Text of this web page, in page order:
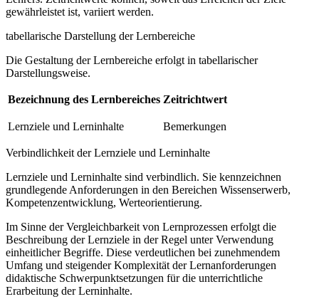
gewährleistet ist, variiert werden.
tabellarische Darstellung der Lernbereiche
Die Gestaltung der Lernbereiche erfolgt in tabellarischer
Darstellungsweise.
Bezeichnung des Lernbereiches Zeitrichtwert
Lernziele und Lerninhalte Bemerkungen
Verbindlichkeit der Lernziele und Lerninhalte
Lernziele und Lerninhalte sind verbindlich. Sie kennzeichnen
grundlegende Anforderungen in den Bereichen Wissenserwerb,
Kompetenzentwicklung, Werteorientierung.
Im Sinne der Vergleichbarkeit von Lernprozessen erfolgt die
Beschreibung der Lernziele in der Regel unter Verwendung
einheitlicher Begriffe. Diese verdeutlichen bei zunehmendem
Umfang und steigender Komplexität der Lernanforderungen
didaktische Schwerpunktsetzungen für die unterrichtliche
Erarbeitung der Lerninhalte.